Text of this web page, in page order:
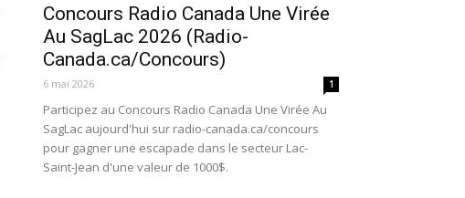
Concours Radio Canada Une Virée
Au SagLac 2026 (Radio-
Canada.ca/Concours)
6 mai 2026 1
Participez au Concours Radio Canada Une Virée Au
SagLac aujourd'hui sur radio-canada.ca/concours
pour gagner une escapade dans le secteur Lac-
Saint-Jean d'une valeur de 1000$.